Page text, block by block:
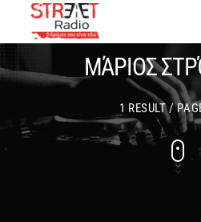
ΜΆΡΙΟΣ
1 RESULT /